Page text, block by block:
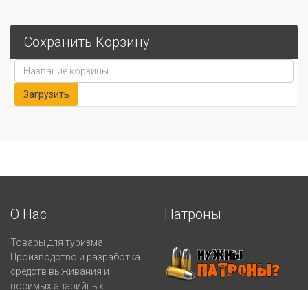
Сохранить Корзину
О Нас
Товары для туризма.
Производство и разработка
средств выживания и
носимых аварийных
Патроны